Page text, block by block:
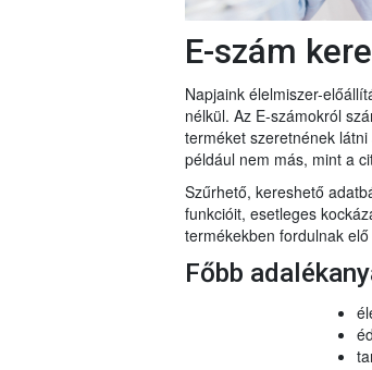
E-szám
Napjaink élelmiszer-
nélkül. Az E-számokról
terméket szeretnének
például nem más, mint a
Szűrhető, kereshető
funkcióit, esetleges
termékekben fordulnak
Főbb